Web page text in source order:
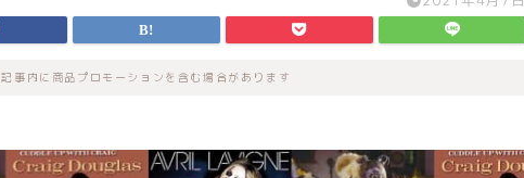
記事内に商品プロモーションを含む場合があります